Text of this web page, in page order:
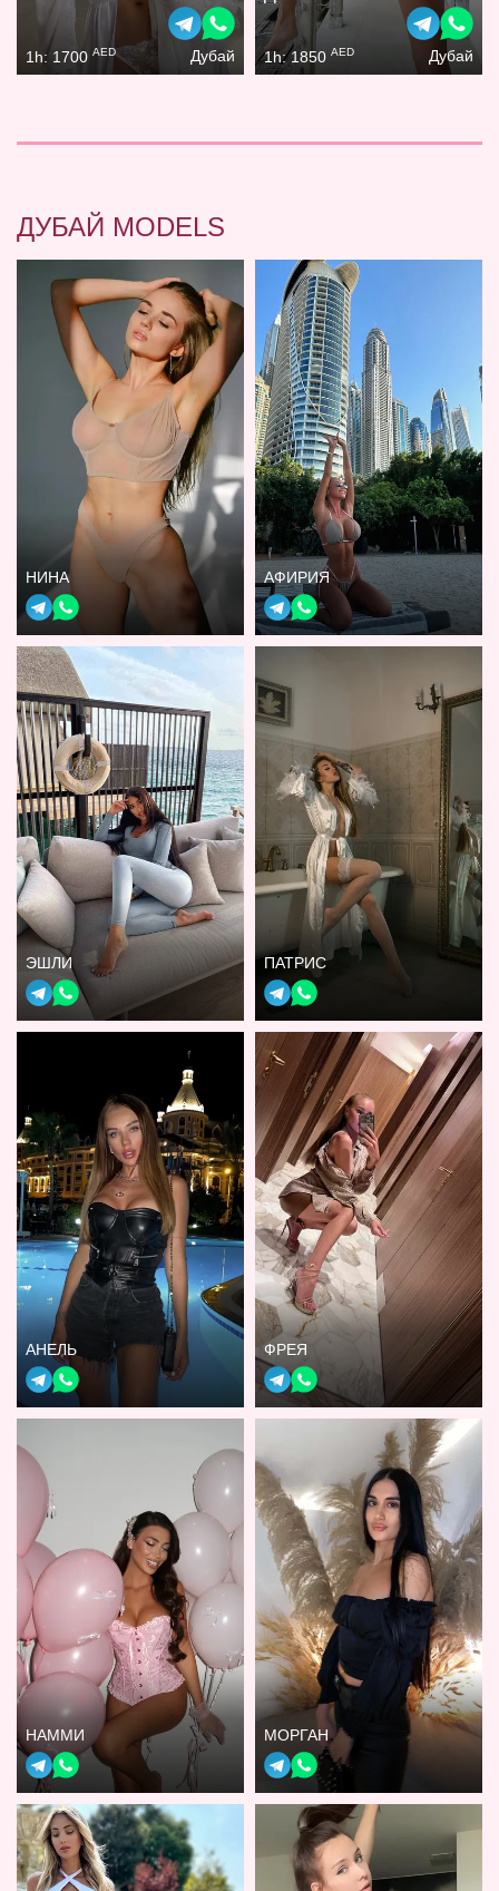
1h: 1700 AED Дубай 1h: 1850 AED Дубай
ДУБАЙ MODELS
НИНА АФИРИЯ
ЭШЛИ ПАТРИС
АНЕЛЬ ФРЕЯ
НАММИ МОРГАН